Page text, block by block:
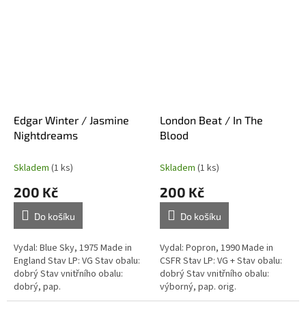
Edgar Winter / Jasmine
Nightdreams
Skladem (1 ks)
200 Kč
Do košíku
Vydal: Blue Sky, 1975 Made in
England Stav LP: VG Stav obalu:
dobrý Stav vnitřního obalu:
dobrý, pap.
London Beat / In The
Blood
Skladem (1 ks)
200 Kč
Do košíku
Vydal: Popron, 1990 Made in
CSFR Stav LP: VG + Stav obalu:
dobrý Stav vnitřního obalu:
výborný, pap. orig.